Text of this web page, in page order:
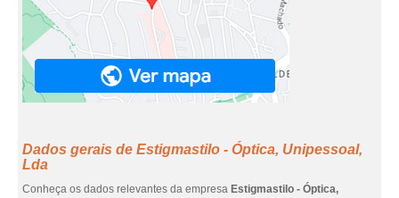
Dados gerais de Estigmastilo - Óptica, Unipessoal,
Lda
Conheça os dados relevantes da empresa Estigmastilo - Óptica,